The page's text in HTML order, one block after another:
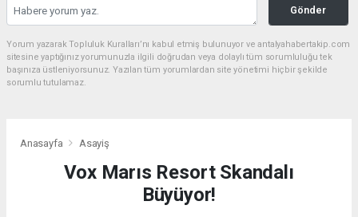
Gönder
Yorum yazarak Topluluk Kuralları’nı kabul etmiş bulunuyor ve antalyahabertakip.com
sitesine yaptığınız yorumunuzla ilgili doğrudan veya dolaylı tüm sorumluluğu tek
başınıza üstleniyorsunuz. Yazılan tüm yorumlardan site yönetimi hiçbir şekilde
sorumlu tutulamaz.
Anasayfa Asayiş
Vox Marıs Resort Skandalı
Büyüyor!